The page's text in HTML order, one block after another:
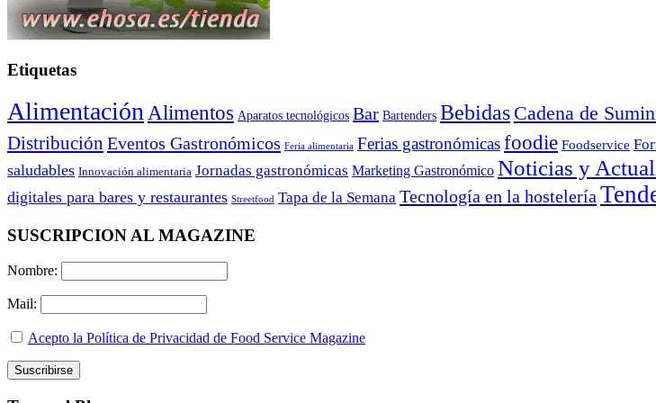
Etiquetas
Alimentación Alimentos Aparatos tecnológicos Bar Bartenders Bebidas Cadena de
Distribución Eventos Gastronómicos Feria alimentaria Ferias gastronómicasfoodie Foodservice
saludables Innovación alimentaria Jornadas gastronómicas Marketing Gastronómico Noticias y
digitales para bares y restaurantes Streetfood Tapa de la Semana Tecnología en la hostelería
SUSCRIPCION AL MAGAZINE
Nombre:
Mail:
Acepto la Política de Privacidad de Food Service Magazine